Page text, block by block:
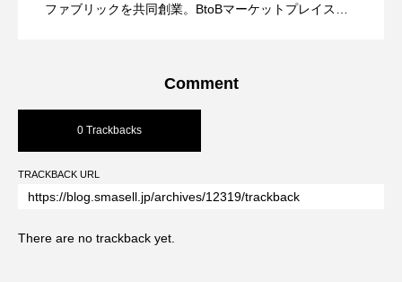
ファブリックを共同創業。BtoBマーケットプレイス
務改善やDX化について発信。システムから管理業務、
店舗運営まで、ビジネス全体の最適化を得意としてい
ます。
Comment
0 Trackbacks
TRACKBACK URL
There are no trackback yet.